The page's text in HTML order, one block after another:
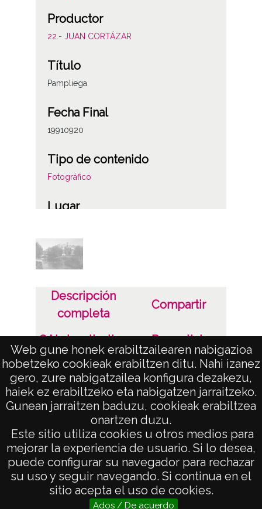
Web gune honek erabiltzailearen nabigazioa
hobetzeko cookieak erabiltzen ditu. Nahi izanez
gero, zure nabigatzailea konfigura dezakezu,
haiek ez erabiltzeko eta nabigatzen jarraitzeko.
Gunean jarraitzen baduzu, cookieak erabiltzea
onartzen duzu.
Este sitio utiliza cookies u otros medios para
mejorar la experiencia de usuario. Si lo desea,
puede configurar su navegador para rechazar
su uso y seguir navegando. Si continua en el
sitio acepta el uso de cookies.
Ados / De acuerdo
Productor
22.- JUAN CORTÁZAR
Título
Pampliega
Fecha Final
19910920
Tipo de contenido
Fotográfico
Lugar
Licencia de las imágenes
CC BY-NC-SA 4.0
Descripción
completa
Compartir
OAI visualization Permalink
Aviso Legal
AVISO LEGAL
POLÍTICA DE PRIVACIDAD
ACCESIBILIDAD
ATENCIÓN CIUDADANA